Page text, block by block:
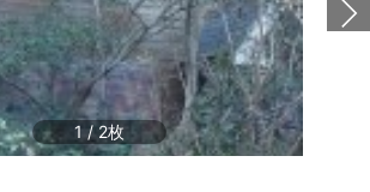
1/2